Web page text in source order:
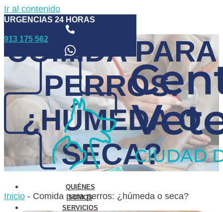
Ir al contenido
URGENCIAS 24 HORAS
913 175 562
QUIÉNES
SOMOS
SERVICIOS
COMIDA PARA
PERROS:
¿HÚMEDA O
SECA?
Inicio - Comida para perros: ¿húmeda o seca?